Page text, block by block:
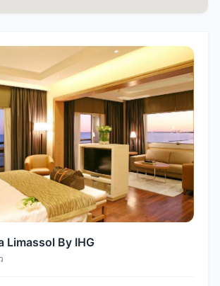
Limassol By IHG